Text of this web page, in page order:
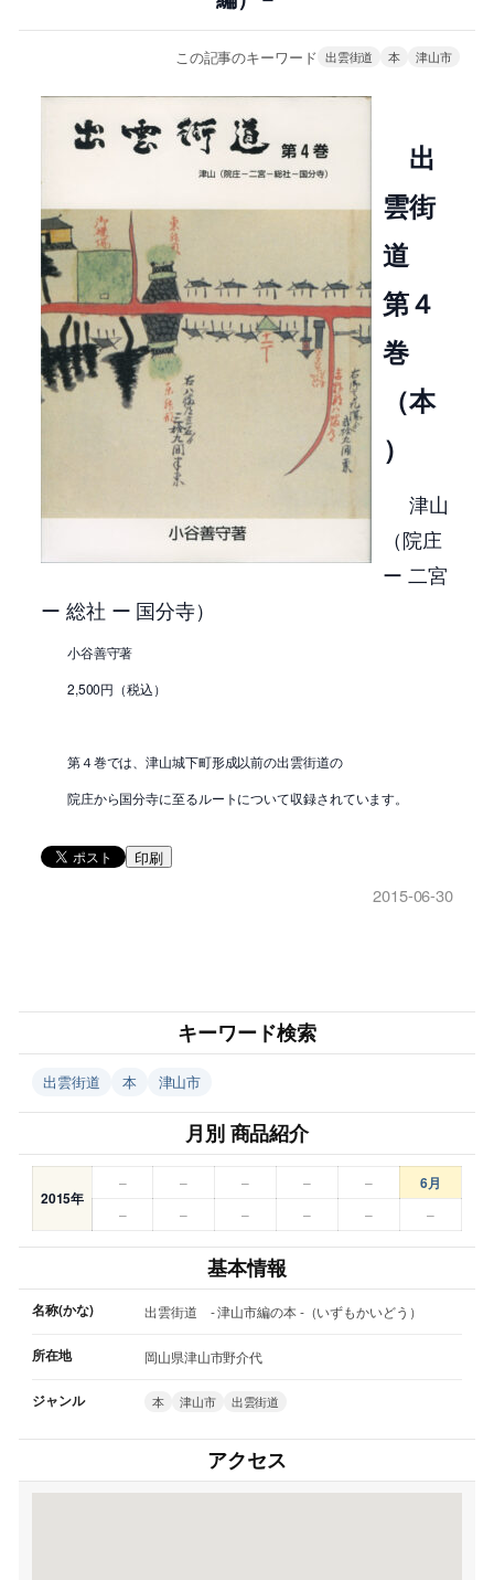
この記事のキーワード 出雲街道 本 津山市
出
雲街
道
第４
巻
（本
）
津山
（院庄
ー 二宮
ー 総社 ー 国分寺）
小谷善守著
2,500円（税込）
第４巻では、津山城下町形成以前の出雲街道の
院庄から国分寺に至るルートについて収録されています。
印刷
2015-06-30
キーワード検索
出雲街道 本 津山市
月別 商品紹介
2015年
– – – – – 6月
– – – – – –
基本情報
名称(かな) 出雲街道 - 津山市編の本 -（いずもかいどう）
所在地 岡山県津山市野介代
ジャンル 本 津山市 出雲街道
アクセス